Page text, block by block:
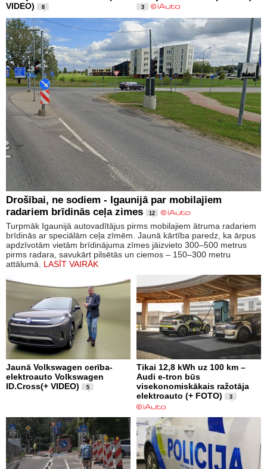
VIDEO)
8 3
Drošībai, ne sodiem - Igaunijā par mobilajiem
radariem brīdinās ceļa zimes
12
Turpmāk Igaunijā autovadītājus pirms mobilajiem ātruma radariem
brīdinās ar speciālām ceļa zīmēm. Jaunā kārtība paredz, ka ārpus
apdzīvotām vietām brīdinājuma zīmes jāizvieto 300–500 metrus
pirms radara, savukārt pilsētās un ciemos – 150–300 metru
attālumā. LASĪT VAIRĀK
Jaunā Volkswagen cerība-
elektroauto Volkswagen
ID.Cross(+ VIDEO)
5
Tikai 12,8 kWh uz 100 km –
Audi e-tron būs
visekonomiskākais ražotāja
elektroauto (+ FOTO)
3